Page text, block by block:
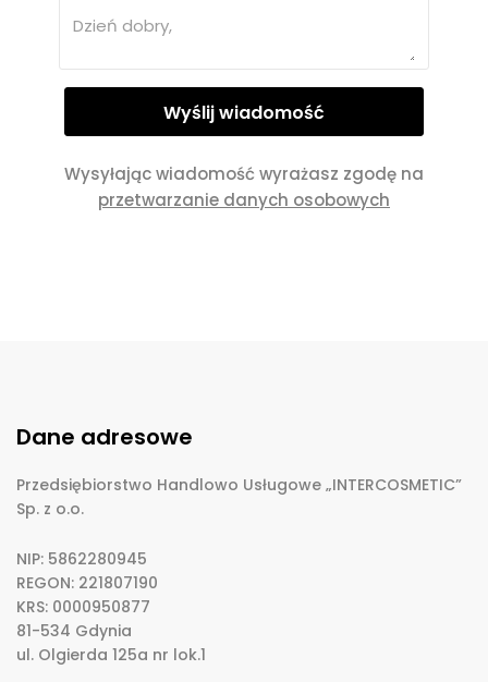
Wysyłając wiadomość wyrażasz zgodę na
przetwarzanie danych osobowych
Dane adresowe
Przedsiębiorstwo Handlowo Usługowe „INTERCOSMETIC”
Sp. z o.o.
NIP: 5862280945
REGON: 221807190
KRS: 0000950877
81-534 Gdynia
ul. Olgierda 125a nr lok.1